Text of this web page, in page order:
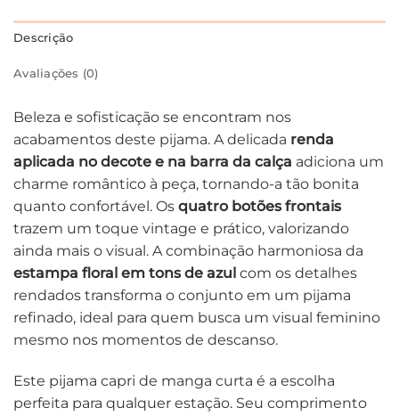
Descrição
Avaliações (0)
Beleza e sofisticação se encontram nos
acabamentos deste pijama. A delicada renda
aplicada no decote e na barra da calça adiciona um
charme romântico à peça, tornando-a tão bonita
quanto confortável. Os quatro botões frontais
trazem um toque vintage e prático, valorizando
ainda mais o visual. A combinação harmoniosa da
estampa floral em tons de azul com os detalhes
rendados transforma o conjunto em um pijama
refinado, ideal para quem busca um visual feminino
mesmo nos momentos de descanso.
Este pijama capri de manga curta é a escolha
perfeita para qualquer estação. Seu comprimento